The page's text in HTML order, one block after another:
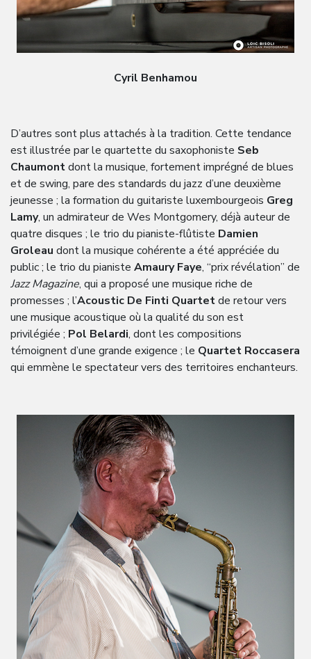
Cyril Benhamou
D’autres sont plus attachés à la tradition. Cette tendance
est illustrée par le quartette du saxophoniste Seb
Chaumontdont la musique, fortement imprégné de blues
et de swing, pare des standards du jazz d’une deuxième
jeunesse ; la formation du guitariste luxembourgeois Greg
Lamy, un admirateur de Wes Montgomery, déjà auteur de
quatre disques ; le trio du pianiste-flûtiste Damien
Groleau dont la musique cohérente a été appréciée du
public ; le trio du pianiste Amaury Faye, “prix révélation” de
Jazz Magazine, qui a proposé une musique riche de
promesses ; l’Acoustic De Finti Quartetde retour vers
une musique acoustique où la qualité du son est
privilégiée ; Pol Belardi, dont les compositions
témoignent d’une grande exigence ; le Quartet Roccasera
qui emmène le spectateur vers des territoires enchanteurs.